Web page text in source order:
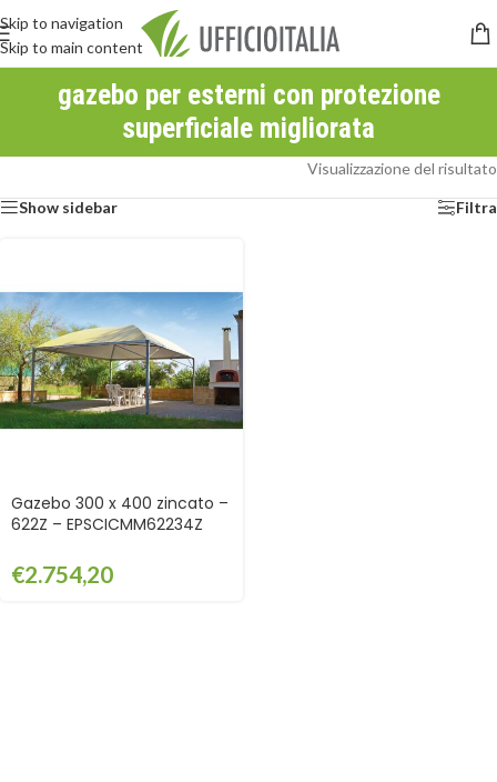
Skip to navigation
Skip to main content
gazebo per esterni con protezione
superficiale migliorata
Visualizzazione del risultato
Show sidebar Filtra
Gazebo 300 x 400 zincato –
622Z – EPSCICMM62234Z
€2.754,20